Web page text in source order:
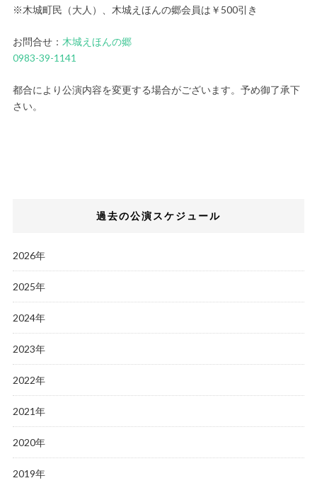
※木城町民（大人）、木城えほんの郷会員は￥500引き
お問合せ： 木城えほんの郷
0983-39-1141
都合により公演内容を変更する場合がございます。予め御了承下
さい。
過去の公演スケジュール
2026年
2025年
2024年
2023年
2022年
2021年
2020年
2019年